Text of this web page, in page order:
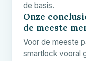
de basis.
Onze
de meeste
Voor de meeste
smartlock vooral